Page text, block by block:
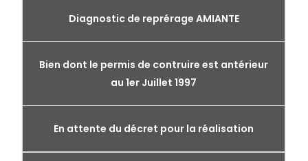
Diagnostic de reprérage AMIANTE
Bien dont le permis de contruire est antérieur
au 1er Juillet 1997
En attente du décret pour la réalisation